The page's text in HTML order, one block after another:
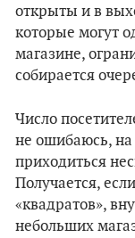
открыты и в
которые могут
магазине,
собирается
Число
не ошибаюсь, на
приходиться
Получается,
«квадратов»,
небольших